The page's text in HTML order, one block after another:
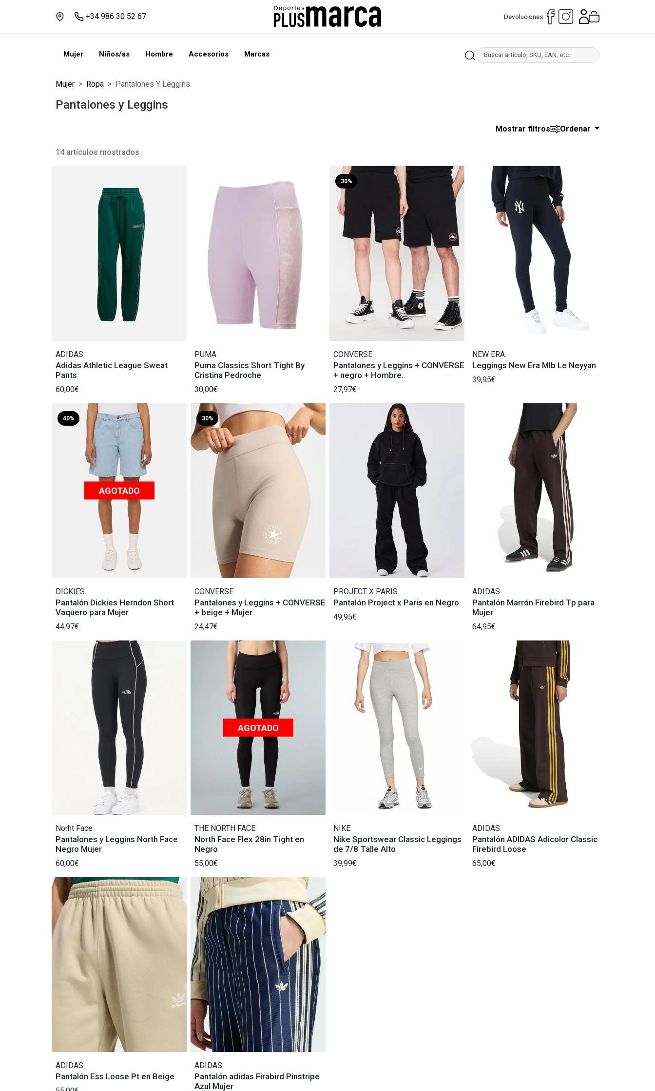
+34 986 30 52 67 Devoluciones
Mujer Niños/as Hombre Accesorios Marcas
Mujer Ropa Pantalones Y Leggins
Pantalones y Leggins
Mostrar filtros Ordenar
14 artículos mostrados
ADIDAS
Adidas Athletic League Sweat
Pants
60,00€
PUMA
Puma Classics Short Tight By
Cristina Pedroche
30,00€
30%
CONVERSE
Pantalones y Leggins + CONVERSE
+ negro + Hombre.
27,97€
NEW ERA
Leggings New Era Mlb Le Neyyan
39,95€
40%
AGOTADO
DICKIES
Pantalón Dickies Herndon Short
Vaquero para Mujer
44,97€
30%
CONVERSE
Pantalones y Leggins + CONVERSE
+ beige + Mujer
24,47€
PROJECT X PARIS
Pantalón Project x Paris en Negro
49,95€
ADIDAS
Pantalón Marrón Firebird Tp para
Mujer
64,95€
Norht Face
Pantalones y Leggins North Face
Negro Mujer
60,00€
AGOTADO
THE NORTH FACE
North Face Flex 28in Tight en
Negro
55,00€
NIKE
Nike Sportswear Classic Leggings
de 7/8 Talle Alto
39,99€
ADIDAS
Pantalón ADIDAS Adicolor Classic
Firebird Loose
65,00€
ADIDAS
Pantalón Ess Loose Pt en Beige
ADIDAS
Pantalón adidas Firabird Pinstripe
Azul Mujer